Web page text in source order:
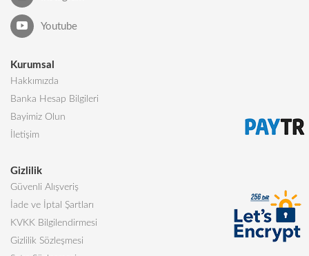
Youtube
Kurumsal
Hakkımızda
Banka Hesap Bilgileri
Bayimiz Olun
İletişim
Gizlilik
Güvenli Alışveriş
İade ve İptal Şartları
KVKK Bilgilendirmesi
Gizlilik Sözleşmesi